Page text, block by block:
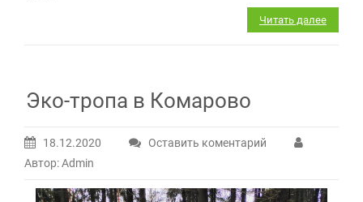
Читать далее
Эко-тропа в Комарово
18.12.2020
Оставить коментарий
Автор: Admin